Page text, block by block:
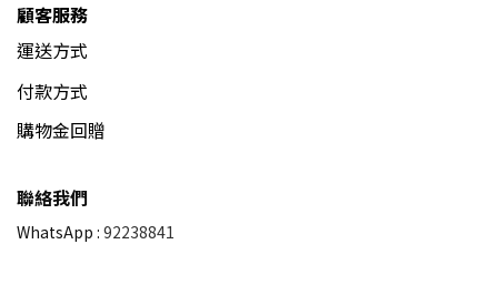
顧客服務
運送方式
付款方式
購物金回贈
聯絡我們
WhatsApp : 92238841